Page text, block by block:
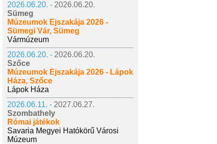
2026.06.20. - 2026.06.20.
Sümeg
Múzeumok Éjszakája 2026 -
Sümegi Vár, Sümeg
Vármúzeum
2026.06.20. - 2026.06.20.
Szőce
Múzeumok Éjszakája 2026 - Lápok
Háza, Szőce
Lápok Háza
2026.06.11. - 2027.06.27.
Szombathely
Római játékok
Savaria Megyei Hatókörű Városi
Múzeum